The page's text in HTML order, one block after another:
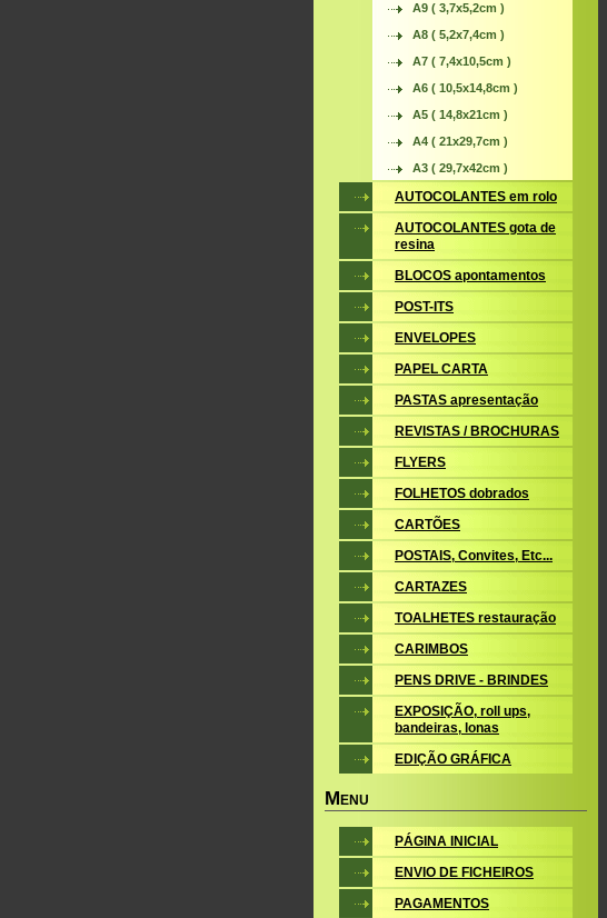
A9 ( 3,7x5,2cm )
A8 ( 5,2x7,4cm )
A7 ( 7,4x10,5cm )
A6 ( 10,5x14,8cm )
A5 ( 14,8x21cm )
A4 ( 21x29,7cm )
A3 ( 29,7x42cm )
AUTOCOLANTES em rolo
AUTOCOLANTES gota de
resina
BLOCOS apontamentos
POST-ITS
ENVELOPES
PAPEL CARTA
PASTAS apresentação
REVISTAS / BROCHURAS
FLYERS
FOLHETOS dobrados
CARTÕES
POSTAIS, Convites, Etc...
CARTAZES
TOALHETES restauração
CARIMBOS
PENS DRIVE - BRINDES
EXPOSIÇÃO, roll ups,
bandeiras, lonas
EDIÇÃO GRÁFICA
M ENU
PÁGINA INICIAL
ENVIO DE FICHEIROS
PAGAMENTOS